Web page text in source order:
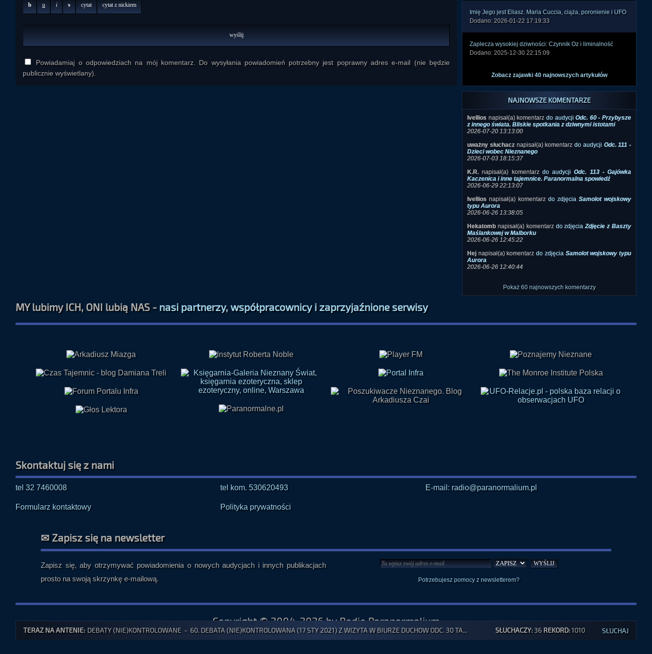
b u i s cytat cytat z nickiem
Powiadamiaj o odpowiedziach na mój komentarz. Do wysyłania powiadomień potrzebny jest poprawny adres e-mail (nie będzie
publicznie wyświetlany).
Imię Jego jest Eliasz. Maria Cuccia, ciąża, poronienie i UFO
Dodano: 2026-01-22 17:19:33
Zaplecza wysokiej dziwności: Czynnik Oz i liminalność
Dodano: 2025-12-30 22:15:09
Zobacz zajawki 40 najnowszych artykułów
NAJNOWSZE KOMENTARZE
Ivellios napisał(a) komentarz do audycjiOdc. 60 - Przybysze
z innego świata. Bliskie spotkania z dziwnymi istotami
2026-07-20 13:13:00
uważny słuchacznapisał(a) komentarz do audycji Odc. 111 -
Dzieci wobec Nieznanego
2026-07-03 18:15:37
K.R.napisał(a) komentarz do audycjiOdc. 113 - Gajówka
Kaczenica i inne tajemnice. Paranormalna spowiedź
2026-06-29 22:13:07
Ivellios napisał(a) komentarz do zdjęcia Samolot wojskowy
typu Aurora
2026-06-26 13:38:05
Hekatomb napisał(a) komentarz do zdjęciaZdjęcie z Baszty
Maślankowej w Malborku
2026-06-26 12:45:22
Hej napisał(a) komentarzdo zdjęcia Samolot wojskowy typu
Aurora
2026-06-26 12:40:44
Pokaż 60 najnowszych komentarzy
MY lubimy ICH, ONI lubią NAS -nasi partnerzy, współpracownicy i zaprzyjaźnione serwisy
Skontaktuj się z nami
tel 32 7460008 tel kom. 530620493 E-mail: radio@paranormalium.pl
Formularz kontaktowy Polityka prywatności
✉ Zapisz się na newsletter
Zapisz się, aby otrzymywać powiadomienia o nowych audycjach i innych publikacjach
prosto na swoją skrzynkę e-mailową.
Potrzebujesz pomocy z newsletterem?
Copyright © 2004-2026 by Radio Paranormalium
TERAZ NA ANTENIE: DEBATY (NIE)KONTROLOWANE - 60. DEBATA (NIE)KONTROLOWANA (17 STY 2021) Z WIZYTA W BIURZE DUCHOW ODC. 30 TA... SŁUCHACZY:36REKORD:1010 SŁUCHAJ